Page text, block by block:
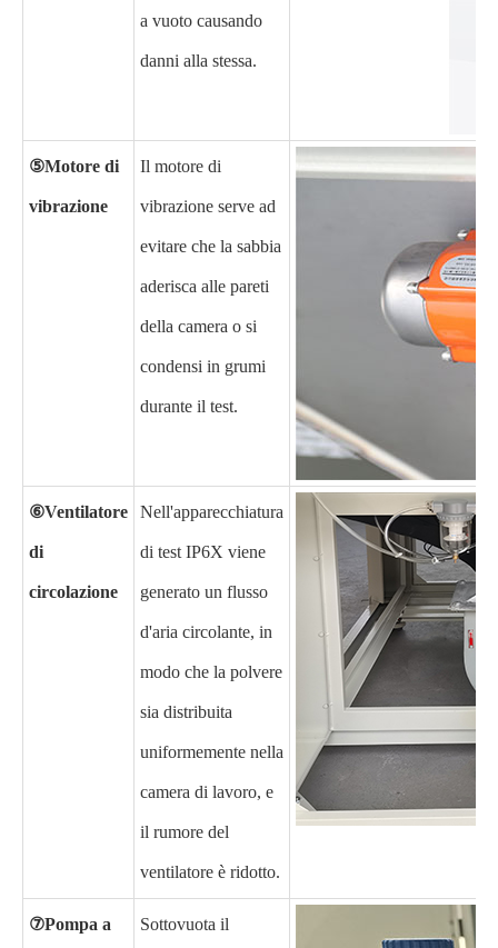
a vuoto causando
danni alla stessa.
⑤Motore di
vibrazione
Il motore di
vibrazione serve ad
evitare che la sabbia
aderisca alle pareti
della camera o si
condensi in grumi
durante il test.
⑥Ventilatore
di
circolazione
Nell'apparecchiatura
di test IP6X viene
generato un flusso
d'aria circolante, in
modo che la polvere
sia distribuita
uniformemente nella
camera di lavoro, e
il rumore del
ventilatore è ridotto.
⑦Pompa a Sottovuota il